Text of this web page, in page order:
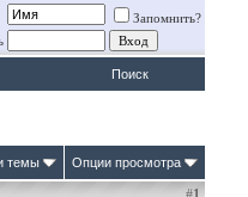
Запомнить?
Поиск
темы Опции просмотра